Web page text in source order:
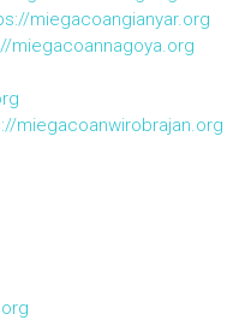
miegacoangianyar.org
miegacoannagoya.org
miegacoanwirobrajan.org